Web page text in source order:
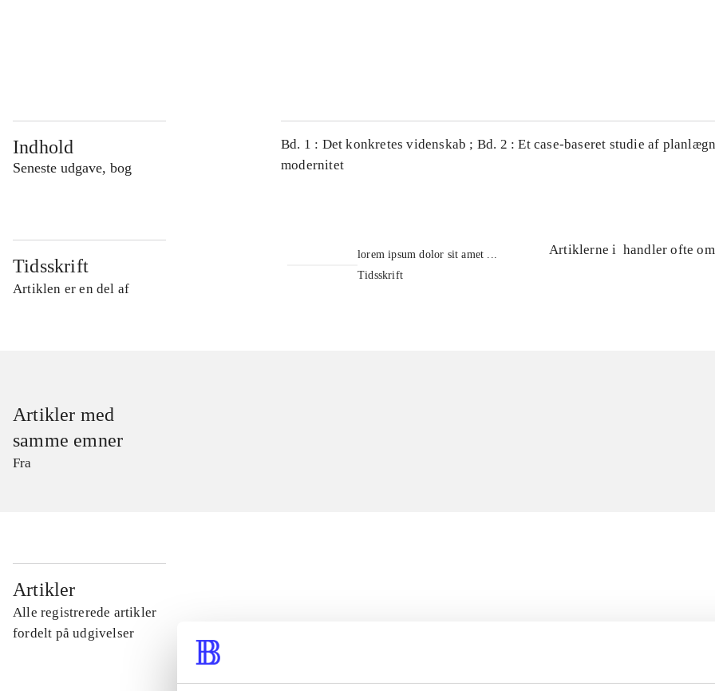
Indhold
Seneste udgave, bog
Bd. 1 : Det konkretes videnskab ; Bd. 2 : Et case-baseret studie af
modernitet
Tidsskrift
Artiklen er en del af
lorem ipsum dolor sit amet ...
Tidsskrift
Artiklerne i handler ofte om
Artikler med
samme emner
Fra
Artikler
Alle registrerede artikler
fordelt på udgivelser
...